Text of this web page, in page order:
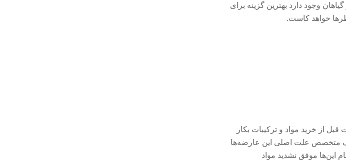
وجود دارد بهترین گزینه برای
خواهد کاست.
از خرید مواد و ترکیبات بکار
متخصص علت اصلی این عارضه‌ها
این‌ها موفق نشدید مواد